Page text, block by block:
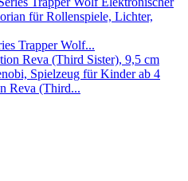
Trapper Wolf...
Reva (Third...